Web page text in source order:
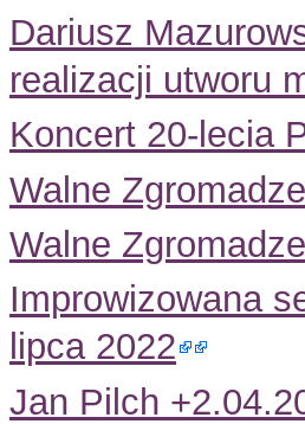
Dariusz
realizacji utworu
Koncert 20-lecia
Walne
Walne
Improwizowana
lipca 2022
Jan Pilch